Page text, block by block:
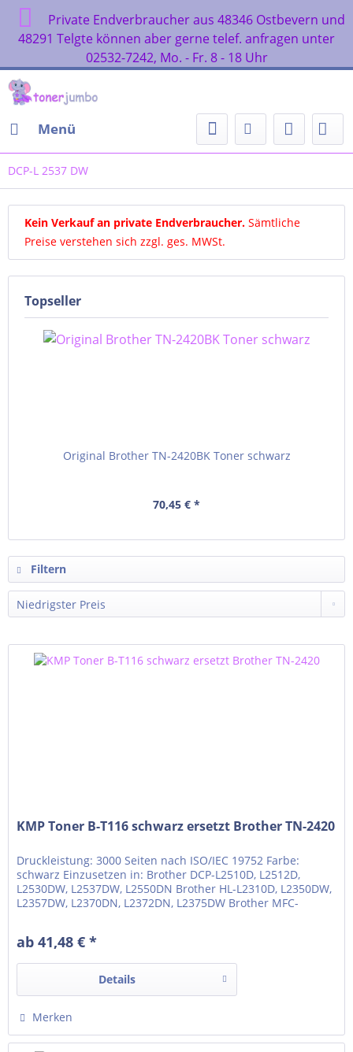
Private Endverbraucher aus 48346 Ostbevern und
48291 Telgte können aber gerne telef. anfragen unter
02532-7242, Mo. - Fr. 8 - 18 Uhr
Menü
DCP-L 2537 DW
Kein Verkauf an private Endverbraucher. Sämtliche
Preise verstehen sich zzgl. ges. MWSt.
Topseller
Original Brother TN-2420BK Toner schwarz
70,45 € *
Filtern
KMP Toner B-T116 schwarz ersetzt Brother TN-2420
Druckleistung: 3000 Seiten nach ISO/IEC 19752 Farbe:
schwarz Einzusetzen in: Brother DCP-L2510D, L2512D,
L2530DW, L2537DW, L2550DN Brother HL-L2310D, L2350DW,
L2357DW, L2370DN, L2372DN, L2375DW Brother MFC-
ab 41,48 € *
Details
Merken